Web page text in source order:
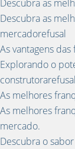
Descubra as
Descubra as
mercadorefusal
As vantagens
Explorando o
construtorarefusal
As melhores
As melhores
mercado.
Descubra o